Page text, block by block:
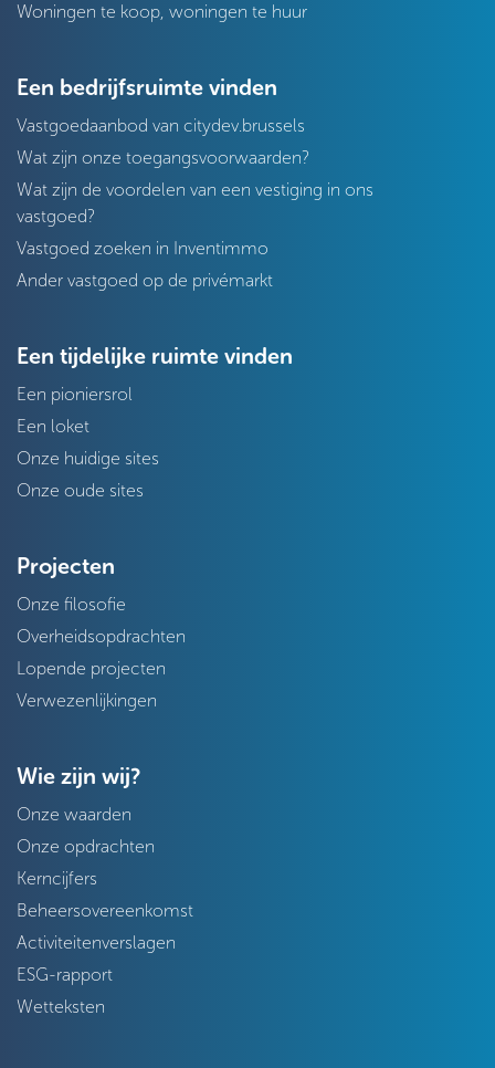
Woningen te koop, woningen te huur
Een bedrijfsruimte vinden
Vastgoedaanbod van citydev.brussels
Wat zijn onze toegangsvoorwaarden?
Wat zijn de voordelen van een vestiging in ons
vastgoed?
Vastgoed zoeken in Inventimmo
Ander vastgoed op de privémarkt
Een tijdelijke ruimte vinden
Een pioniersrol
Een loket
Onze huidige sites
Onze oude sites
Projecten
Onze filosofie
Overheidsopdrachten
Lopende projecten
Verwezenlijkingen
Wie zijn wij?
Onze waarden
Onze opdrachten
Kerncijfers
Beheersovereenkomst
Activiteitenverslagen
ESG-rapport
Wetteksten